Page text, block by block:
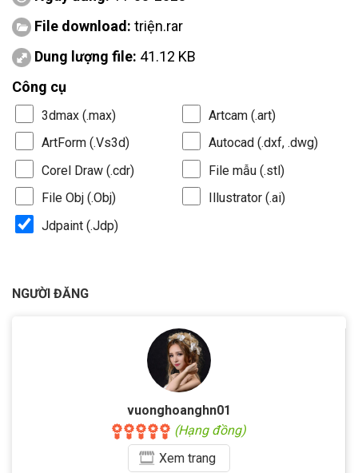
File download: triện.rar
Dung lượng file: 41.12 KB
Công cụ
3dmax (.max)
Artcam (.art)
ArtForm (.Vs3d)
Autocad (.dxf, .dwg)
Corel Draw (.cdr)
File mẫu (.stl)
File Obj (.Obj)
Illustrator (.ai)
Jdpaint (.Jdp)
NGƯỜI ĐĂNG
vuonghoanghn01
(Hạng đồng)
Xemtrang